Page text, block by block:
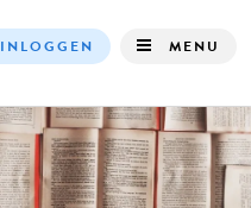
navigation
INLOGGEN MENU